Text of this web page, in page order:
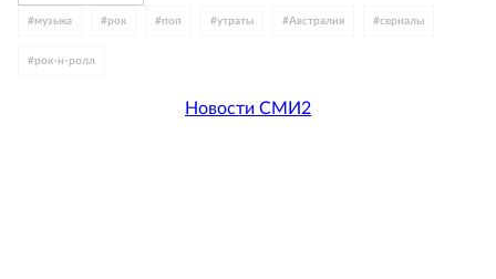
#музыка #рок #поп #утраты #Австралия #сериалы
#рок-н-ролл
Новости СМИ2